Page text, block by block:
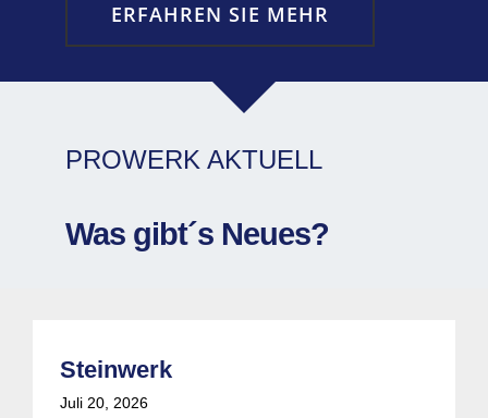
ERFAHREN SIE MEHR
PROWERK AKTUELL
Was gibt´s Neues?
Steinwerk
Juli 20, 2026